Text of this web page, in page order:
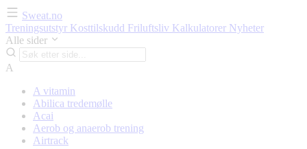
Sweat.no
Treningsutstyr Kosttilskudd Friluftsliv Kalkulatorer Nyheter
Alle sider
A
A vitamin
Abilica tredemølle
Acai
Aerob og anaerob trening
Airtrack